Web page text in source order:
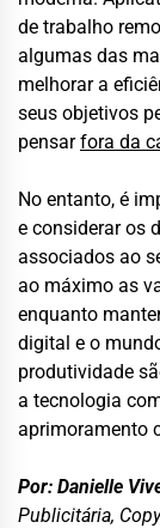
de trabalho
algumas das
melhorar a
seus objetivos
pensarfora da
No entanto, é
e considerar os
associados ao
ao máximo as
enquanto
digital e o
produtividade
a tecnologia
aprimoramento
Por: Danielle
Publicitária,